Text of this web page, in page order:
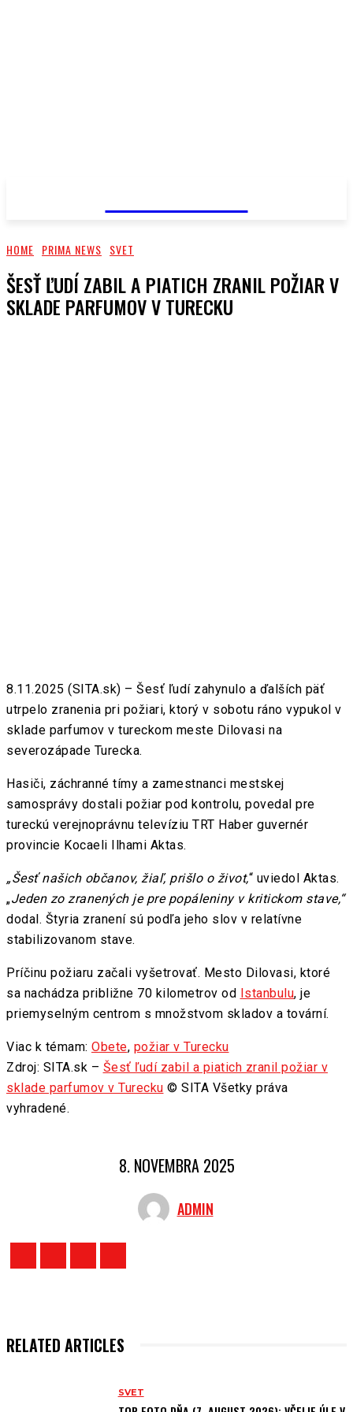
HOME PRIMA NEWS SVET
ŠESŤ ĽUDÍ ZABIL A PIATICH ZRANIL POŽIAR V
SKLADE PARFUMOV V TURECKU
8.11.2025 (SITA.sk) – Šesť ľudí zahynulo a ďalších päť
utrpelo zranenia pri požiari, ktorý v sobotu ráno vypukol v
sklade parfumov v tureckom meste Dilovasi na
severozápade Turecka.
Hasiči, záchranné tímy a zamestnanci mestskej
samosprávy dostali požiar pod kontrolu, povedal pre
tureckú verejnoprávnu televíziu TRT Haber guvernér
provincie Kocaeli Ilhami Aktas.
„Šesť našich občanov, žiaľ, prišlo o život,“ uviedol Aktas.
„Jeden zo zranených je pre popáleniny v kritickom stave,“
dodal. Štyria zranení sú podľa jeho slov v relatívne
stabilizovanom stave.
Príčinu požiaru začali vyšetrovať. Mesto Dilovasi, ktoré
sa nachádza približne 70 kilometrov od Istanbulu, je
priemyselným centrom s množstvom skladov a tovární.
Viac k témam: Obete, požiar v Turecku
Zdroj: SITA.sk – Šesť ľudí zabil a piatich zranil požiar v
sklade parfumov v Turecku © SITA Všetky práva
vyhradené.
8. NOVEMBRA 2025
ADMIN
RELATED ARTICLES
SVET